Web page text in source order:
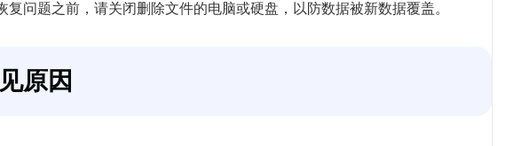
问题之前，请关闭删除文件的电脑或硬盘，以防数据被新数据覆盖。
原因